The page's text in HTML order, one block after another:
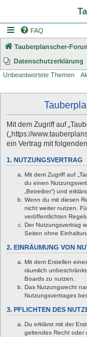
FAQ
Tauberplanscher-
Datenschutzerklärung
Unbeantwortete Themen
Mit dem Zugriff auf
(„https://
ein Vertrag mit
1. NUTZUNGSVERTRAG
Mit dem Zugriff auf
du einen
„Betreiber“) und
Wenn du mit diesen
nicht weiter nutzen.
veröffentlichten
Der Nutzungsvertrag
Seiten ohne
2. EINRÄUMUNG VON
Mit dem Erstellen
räumlich
Boards zu nutzen.
Das Nutzungsrecht
Nutzungsvertrages
3. PFLICHTEN DES
Du erklärst mit der
geltendes Recht oder